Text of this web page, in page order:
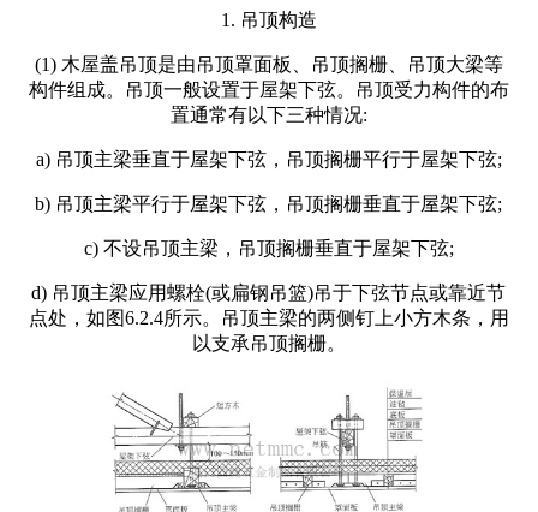
1. 吊顶构造
(1) 木屋盖吊顶是由吊顶罩面板、吊顶搁栅、吊顶大梁等
构件组成。吊顶一般设置于屋架下弦。吊顶受力构件的布
置通常有以下三种情况:
a) 吊顶主梁垂直于屋架下弦，吊顶搁栅平行于屋架下弦;
b) 吊顶主梁平行于屋架下弦，吊顶搁栅垂直于屋架下弦;
c) 不设吊顶主梁，吊顶搁栅垂直于屋架下弦;
d) 吊顶主梁应用螺栓(或扁钢吊篮)吊于下弦节点或靠近节
点处，如图6.2.4所示。吊顶主梁的两侧钉上小方木条，用
以支承吊顶搁栅。